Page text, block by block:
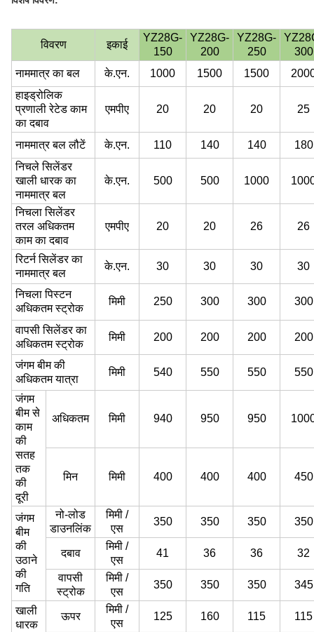
विवरण इकाई
YZ28G-
150
YZ28G-
200
YZ28G-
250
300
नाममात्र का बल
के.एन. 1000 1500 1500
हाइड्रोलिक
प्रणाली रेटेड काम
का दबाव
एमपीए 20 20 20 25
नाममात्र बल लौटें के.एन. 110 140 140
180
निचले सिलेंडर
खाली धारक का
नाममात्र बल
के.एन. 500 500 1000
निचला सिलेंडर
तरल अधिकतम
काम का दबाव
एमपीए 20 20 26 26
रिटर्न सिलेंडर का
नाममात्र बल
के.एन. 30 30 30 30
निचला पिस्टन
अधिकतम स्ट्रोक
मिमी 250 300 300 300
वापसी सिलेंडर का
अधिकतम स्ट्रोक
मिमी 200 200 200 200
जंगम बीम की
अधिकतम यात्रा
मिमी 540 550 550 550
जंगम
बीम से
काम
की
सतह
तक
की
दूरी
अधिकतम मिमी 940 950 950
मिन मिमी 400 400 400 450
जंगम
बीम
की
उठाने
की
गति
नो-लोड
डाउनलिंक
मिमी /
एस
350 350 350 350
दबाव
मिमी /
एस
41 36 36 32
वापसी
स्ट्रोक
मिमी /
एस
350 350 350 345
खाली
धारक
ऊपर
मिमी /
एस
125 160 115 115